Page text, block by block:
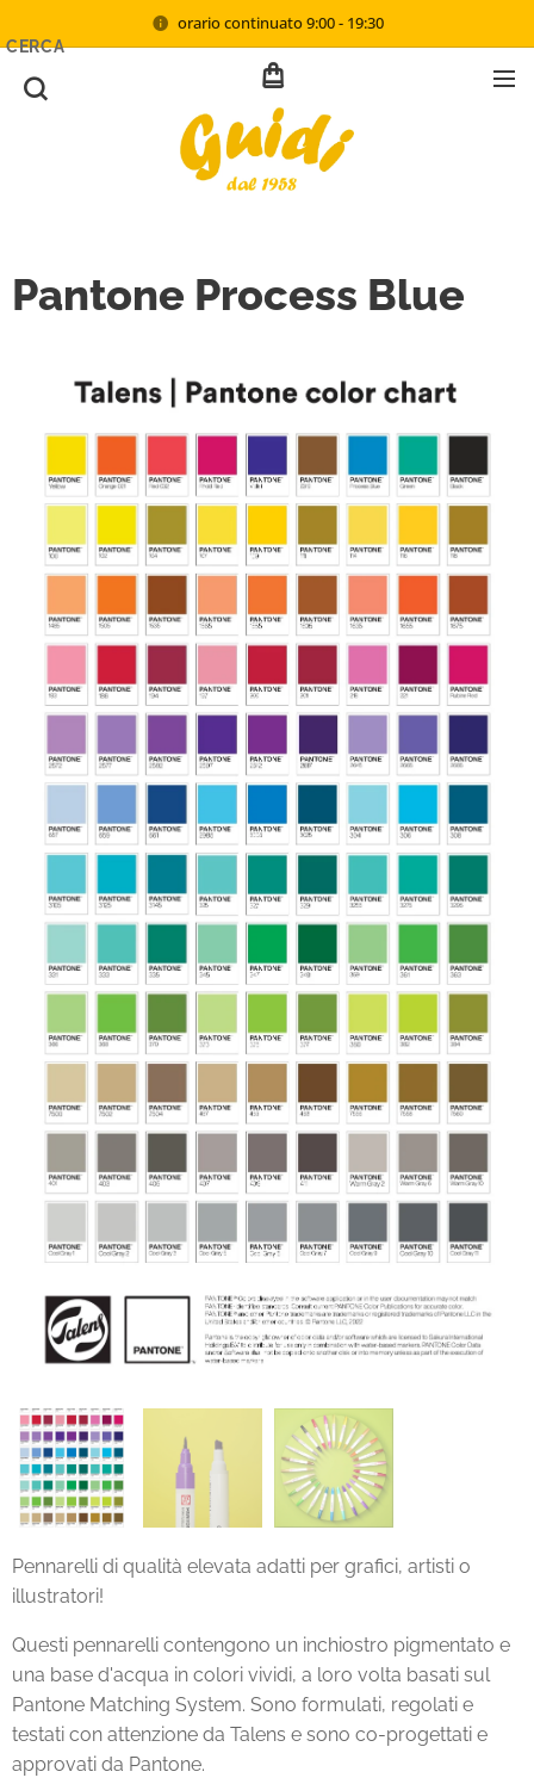
orario continuato 9:00 - 19:30
CERCA
Pantone Process Blue
Pennarelli di qualità elevata adatti per grafici, artisti o
illustratori!
Questi pennarelli contengono un inchiostro pigmentato e
una base d'acqua in colori vividi, a loro volta basati sul
Pantone Matching System. Sono formulati, regolati e
testati con attenzione da Talens e sono co-progettati e
approvati da Pantone.